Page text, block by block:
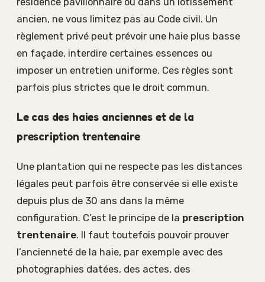
ancien, ne vous limitez pas au Code civil. Un
règlement privé peut prévoir une haie plus basse
en façade, interdire certaines essences ou
imposer un entretien uniforme. Ces règles sont
parfois plus strictes que le droit commun.
Le cas des haies anciennes et de la
prescription trentenaire
Une plantation qui ne respecte pas les distances
légales peut parfois être conservée si elle existe
depuis plus de 30 ans dans la même
configuration. C’est le principe de la prescription
trentenaire. Il faut toutefois pouvoir prouver
l’ancienneté de la haie, par exemple avec des
photographies datées, des actes, des